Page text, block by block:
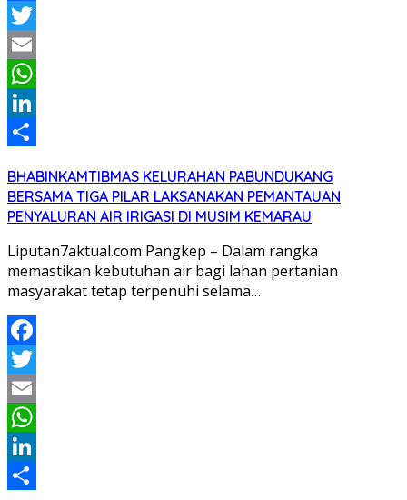
Facebook
Twitter
Email
WhatsApp
LinkedIn
BHABINKAMTIBMAS KELURAHAN PABUNDUKANG
BERSAMA TIGA PILAR LAKSANAKAN PEMANTAUAN
PENYALURAN AIR IRIGASI DI MUSIM KEMARAU
Liputan7aktual.com Pangkep – Dalam rangka
memastikan kebutuhan air bagi lahan pertanian
masyarakat tetap terpenuhi selama…
Facebook
Twitter
Email
WhatsApp
LinkedIn